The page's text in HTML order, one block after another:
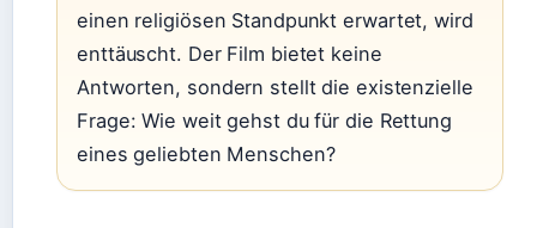
einen religiösen Standpunkt erwartet, wird
enttäuscht. Der Film bietet keine
Antworten, sondern stellt die existenzielle
Frage: Wie weit gehst du für die Rettung
eines geliebten Menschen?